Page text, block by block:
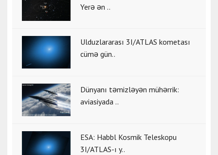
Yerə ən ..
Ulduzlararası 3I/ATLAS kometası
cümə gün..
Dünyanı təmizləyən mühərrik:
aviasiyada ..
ESA: Habbl Kosmik Teleskopu
3I/ATLAS-ı y..